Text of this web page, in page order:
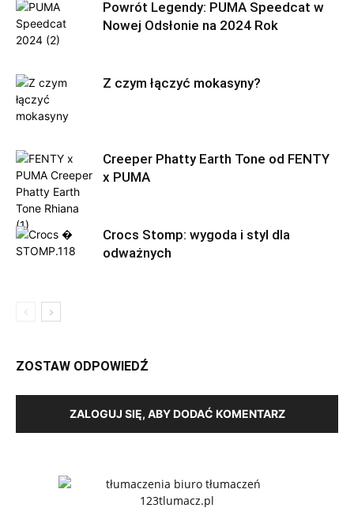
Powrót Legendy: PUMA Speedcat w
Nowej Odsłonie na 2024 Rok
Z czym łączyć mokasyny?
Creeper Phatty Earth Tone od FENTY
x PUMA
Crocs Stomp: wygoda i styl dla
odważnych
ZOSTAW ODPOWIEDŹ
ZALOGUJ SIĘ, ABY DODAĆ KOMENTARZ